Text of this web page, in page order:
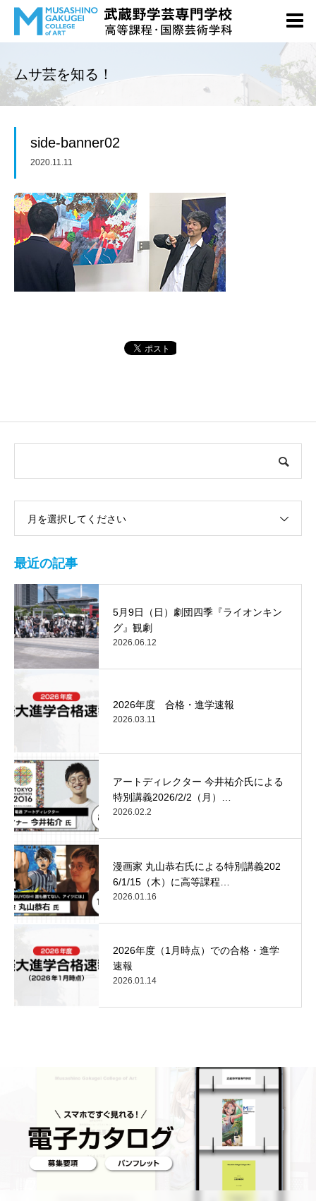
ムサ芸を知る！
side-banner02
2020.11.11
月を選択してください
最近の記事
5月9日（日）劇団四季『ライオンキン
グ』観劇
2026.06.12
2026年度 合格・進学速報
2026.03.11
アートディレクター 今井祐介氏による
特別講義2026/2/2（月）…
2026.02.2
漫画家 丸山恭右氏による特別講義202
6/1/15（木）に高等課程…
2026.01.16
2026年度（1月時点）での合格・進学
速報
2026.01.14